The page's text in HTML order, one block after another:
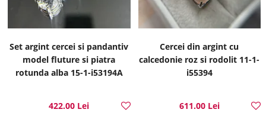
Set argint cercei si pandantiv
model fluture si piatra
rotunda alba 15-1-i53194A
422.00 Lei
Cercei din argint cu
calcedonie roz si rodolit 11-1-
i55394
611.00 Lei